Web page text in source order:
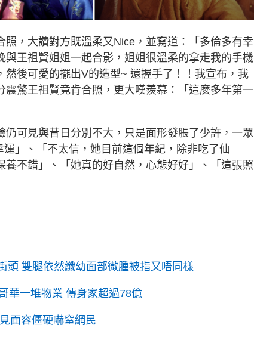
，大讚對方既溫柔又Nice，並寫道：「多倫多有幸
王祖賢姐姐一起合影，姐姐很溫柔的拿走我的手機
後可愛的擺出V的造型~ 還握手了！！我宣布，我
驚王祖賢竟肯合照，更大嘆羨慕：「這麼多年第一
可見與昔日分別不大，只是面形發脹了少許，一眾
」、「不太信，她目前這個年紀，除非吃了仙
不錯」、「她真的好自然，心態好好」、「這張照
頭 雙腿依然纖幼面部微腫被指又唔同樣
華一堆物業 傳身家超過78億
面容僵硬嚇窒網民